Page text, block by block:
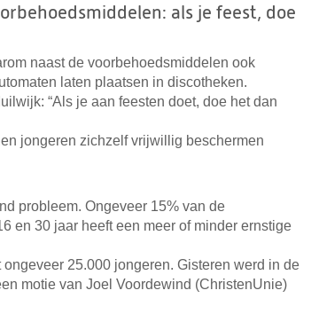
als je feest, doe
naast de voorbehoedsmiddelen ook
laten plaatsen in discotheken.
“Als je aan feesten doet, doe het dan
jongeren zichzelf vrijwillig beschermen
probleem. Ongeveer 15% van de
en 30 jaar heeft een meer of minder ernstige
25.000 jongeren. Gisteren werd in de
motie van Joel Voordewind (ChristenUnie)